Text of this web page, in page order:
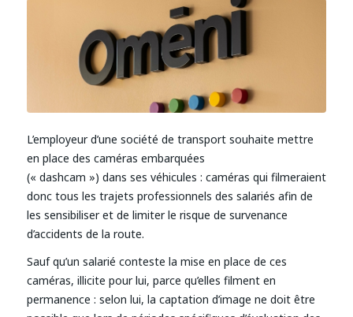
L’employeur d’une société de transport souhaite mettre
en place des caméras embarquées
(« dashcam ») dans ses véhicules : caméras qui filmeraient
donc tous les trajets professionnels des salariés afin de
les sensibiliser et de limiter le risque de survenance
d’accidents de la route.
Sauf qu’un salarié conteste la mise en place de ces
caméras, illicite pour lui, parce qu’elles filment en
permanence : selon lui, la captation d’image ne doit être